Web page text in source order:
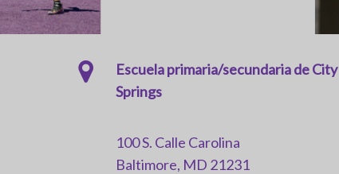
Escuela primaria/secundaria de City
Springs
100 S. Calle Carolina
Baltimore, MD 21231